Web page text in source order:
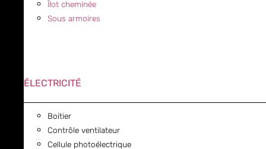
Îlot cheminée
Sous armoires
ÉLECTRICITÉ
Boitier
Contrôle ventilateur
Cellule photoélectrique